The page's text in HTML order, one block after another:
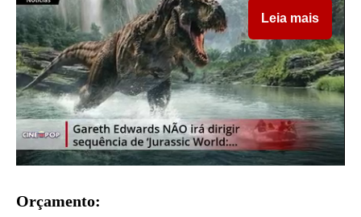
Leia mais
Orçamento: